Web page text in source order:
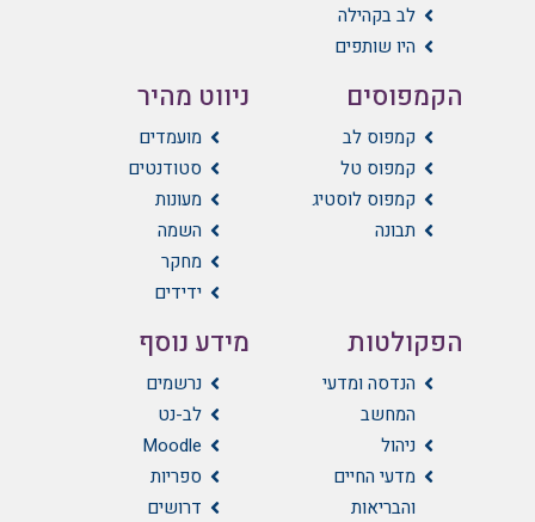
לב בקהילה
היו שותפים
הקמפוסים
קמפוס לב
קמפוס טל
קמפוס לוסטיג
תבונה
הפקולטות
הנדסה ומדעי
המחשב
ניהול
מדעי החיים
והבריאות
ניווט מהיר
מועמדים
סטודנטים
מעונות
השמה
מחקר
ידידים
מידע נוסף
נרשמים
לב-נט
Moodle
ספריות
דרושים